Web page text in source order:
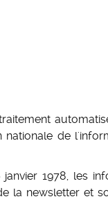
de
1978, les
la newsletter et